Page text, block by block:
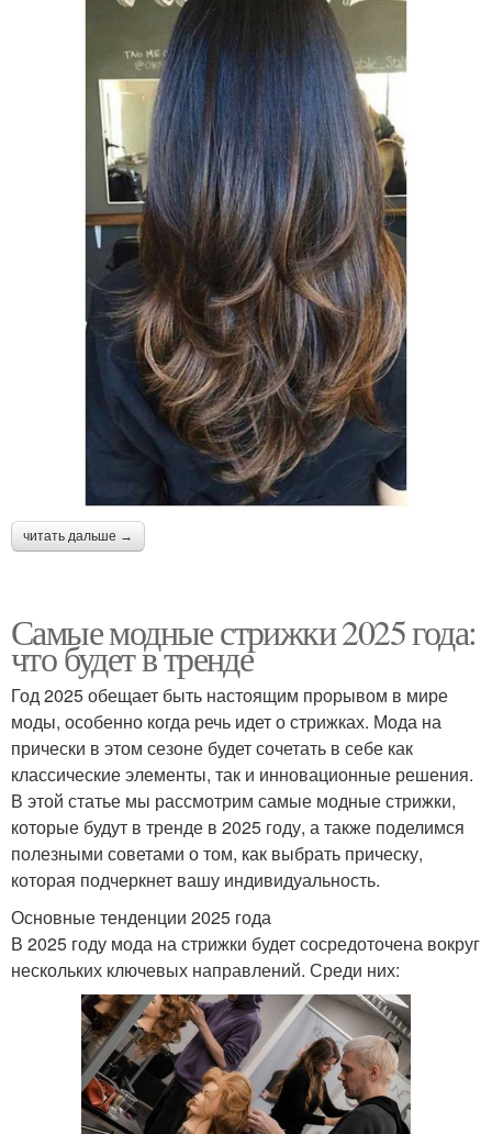
читать дальше →
Самые модные стрижки 2025 года:
что будет в тренде
Год 2025 обещает быть настоящим прорывом в мире
моды, особенно когда речь идет о стрижках. Мода на
прически в этом сезоне будет сочетать в себе как
классические элементы, так и инновационные решения.
В этой статье мы рассмотрим самые модные стрижки,
которые будут в тренде в 2025 году, а также поделимся
полезными советами о том, как выбрать прическу,
которая подчеркнет вашу индивидуальность.
Основные тенденции 2025 года
В 2025 году мода на стрижки будет сосредоточена вокруг
нескольких ключевых направлений. Среди них: